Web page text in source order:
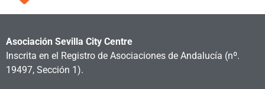
Asociación Sevilla City Centre
Inscrita en el Registro de Asociaciones de Andalucía (nº.
19497, Sección 1).